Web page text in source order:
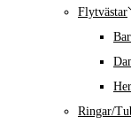
Flytvästar
Ringar/